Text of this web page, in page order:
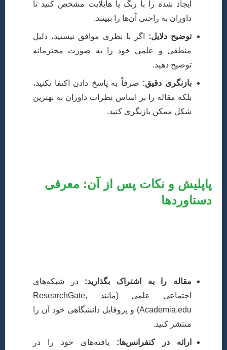
ایجاد شده را با رنگ یا هایلایت مشخص کنید تا
داوران به راحتی آن‌ها را ببینند.
توضیح دلایل: اگر با نظری موافق نیستید، دلیل
منطقی و علمی خود را به صورت محترمانه
توضیح دهید.
بازنگری دقیق: صرفاً به پاسخ دادن اکتفا نکنید،
بلکه مقاله را بر اساس نظرات داوران به بهترین
شکل ممکن بازنگری کنید.
پاپلیش و نکات پس از آن: معرفی
دستاوردها
مقاله را به اشتراک بگذارید: در شبکه‌های
اجتماعی علمی (مانند ResearchGate,
Academia.edu) و پروفایل دانشگاهی خود آن را
منتشر کنید.
ارائه در کنفرانس‌ها: یافته‌های خود را در